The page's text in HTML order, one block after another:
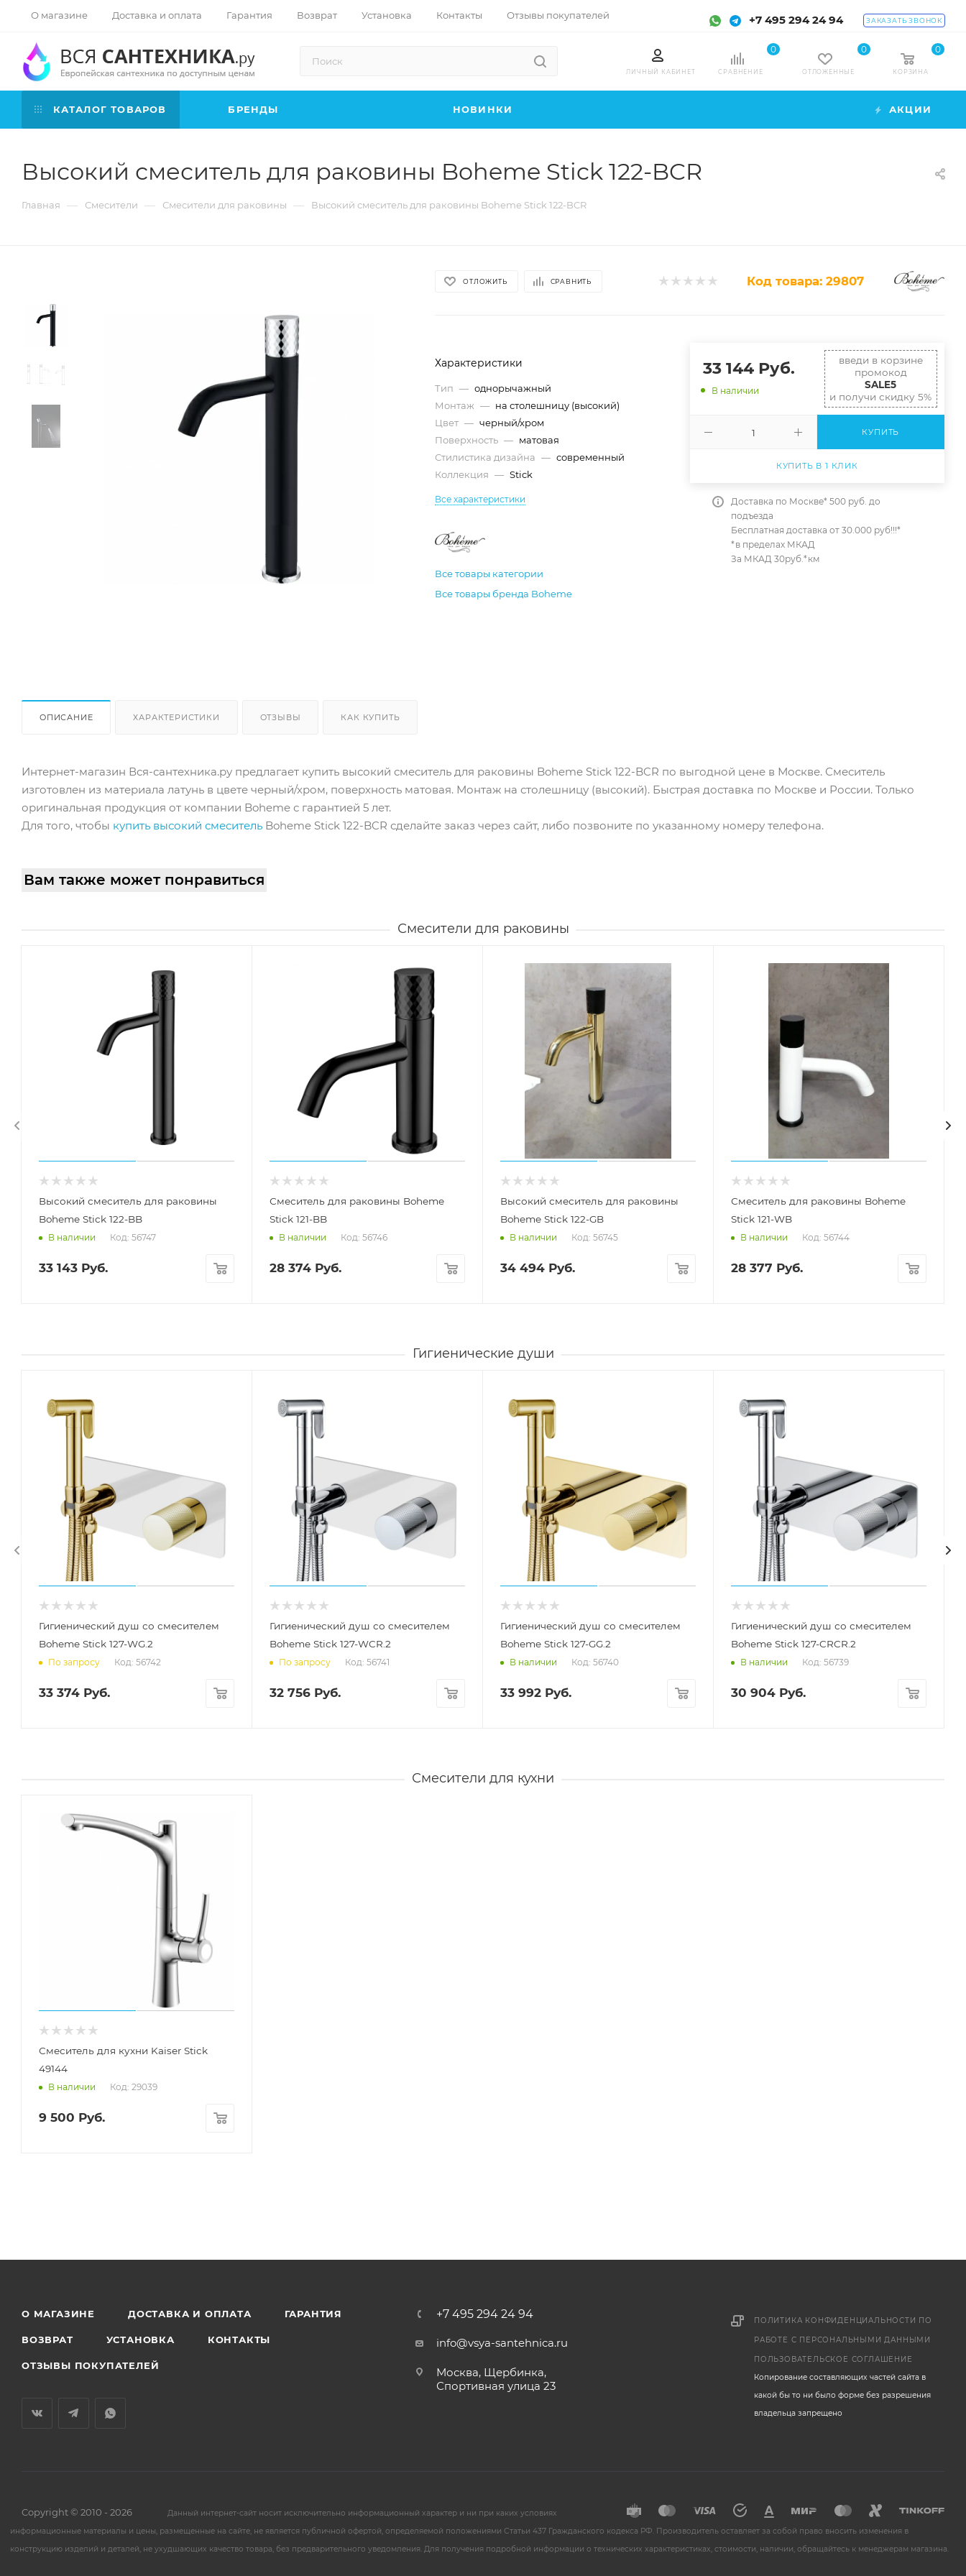
О магазине Доставка и оплата Гарантия Возврат Установка Контакты Отзывы покупателей +7 495 294 24 94 ЗАКАЗАТЬ ЗВОНОК
ЛИЧНЫЙ КАБИНЕТ СРАВНЕНИЕ
0
ОТЛОЖЕННЫЕ
0
КОРЗИНА
0
КАТАЛОГ ТОВАРОВ БРЕНДЫ НОВИНКИ АКЦИИ
Высокий смеситель для раковины Boheme Stick 122-BCR
Главная — Смесители — Смесители для раковины — Высокий смеситель для раковины Boheme Stick 122-BCR
ОТЛОЖИТЬ СРАВНИТЬ Код товара: 29807
Характеристики
Тип — однорычажный
Монтаж — на столешницу (высокий)
Цвет — черный/хром
Поверхность — матовая
Стилистика дизайна — современный
Коллекция — Stick
Все характеристики
Все товары категории
Все товары бренда Boheme
33 144Руб.
В наличии
введи в корзине
промокод
SALE5
и получи скидку 5%
КУПИТЬ
КУПИТЬ В 1 КЛИК
Доставка по Москве* 500 руб. до
подъезда
Бесплатная доставка от 30.000 руб!!!*
*в пределах МКАД
За МКАД 30руб.*км
ОПИСАНИЕ ХАРАКТЕРИСТИКИ ОТЗЫВЫ КАК КУПИТЬ
Интернет-магазин Вся-сантехника.ру предлагает купить высокий смеситель для раковины Boheme Stick 122-BCR по выгодной цене в Москве. Смеситель
изготовлен из материала латунь в цвете черный/хром, поверхность матовая. Монтаж на столешницу (высокий). Быстрая доставка по Москве и России. Только
оригинальная продукция от компании Boheme с гарантией 5 лет.
Для того, чтобы купить высокий смеситель Boheme Stick 122-BCR сделайте заказ через сайт, либо позвоните по указанному номеру телефона.
Вам также может понравиться
Смесители для раковины
Высокий смеситель для раковины
Boheme Stick 122-BB
В наличии Код: 56747
33 143 Руб.
Смеситель для раковины Boheme
Stick 121-BB
В наличии Код: 56746
28 374 Руб.
Высокий смеситель для раковины
Boheme Stick 122-GB
В наличии Код: 56745
34 494 Руб.
Смеситель для раковины Boheme
Stick 121-WB
В наличии Код: 56744
28 377 Руб.
Гигиенические души
Гигиенический душ со смесителем
Boheme Stick 127-WG.2
По запросу Код: 56742
33 374 Руб.
Гигиенический душ со смесителем
Boheme Stick 127-WCR.2
По запросу Код: 56741
32 756 Руб.
Гигиенический душ со смесителем
Boheme Stick 127-GG.2
В наличии Код: 56740
33 992 Руб.
Гигиенический душ со смесителем
Boheme Stick 127-CRCR.2
В наличии Код: 56739
30 904 Руб.
Смесители для кухни
Смеситель для кухни Kaiser Stick
49144
В наличии Код: 29039
9 500 Руб.
О МАГАЗИНЕ ДОСТАВКА И ОПЛАТА ГАРАНТИЯ
ВОЗВРАТ УСТАНОВКА КОНТАКТЫ
ОТЗЫВЫ ПОКУПАТЕЛЕЙ
+7 495 294 24 94
info@vsya-santehnica.ru
Москва, Щербинка,
Спортивная улица 23
ПОЛИТИКА КОНФИДЕНЦИАЛЬНОСТИ ПО
РАБОТЕ С ПЕРСОНАЛЬНЫМИ ДАННЫМИ
ПОЛЬЗОВАТЕЛЬСКОЕ СОГЛАШЕНИЕ
Копирование составляющих частей сайта в
какой бы то ни было форме без разрешения
владельца запрещено
Copyright © 2010 - 2026
Данный интернет-сайт носит исключительно информационный характер и ни при каких условиях
информационные материалы и цены, размещенные на сайте, не является публичной офертой, определяемой положениями Статьи 437 Гражданского кодекса РФ. Производитель оставляет за собой право вносить изменения в
конструкцию изделий и деталей, не ухудшающих качество товара, без предварительного уведомления. Для получения подробной информации о технических характеристиках, стоимости, наличии, обращайтесь к менеджерам магазина.